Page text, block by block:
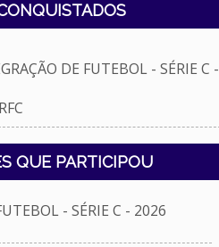
DE FUTEBOL - SÉRIE C -
QUE PARTICIPOU
- SÉRIE C - 2026